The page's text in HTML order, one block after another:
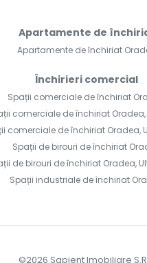
Apartamente de
Apartamente de închiriat
Închirieri comercial
Spații comerciale de închiriat
comerciale de închiriat
comerciale de închiriat Oradea,
Spații de birouri de închiriat
de birouri de închiriat Oradea,
Spații industriale de închiriat
©2026 Sapient Imobiliare